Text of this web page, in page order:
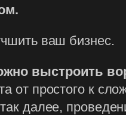
ваш бизнес.
выстроить
от простого к
далее,